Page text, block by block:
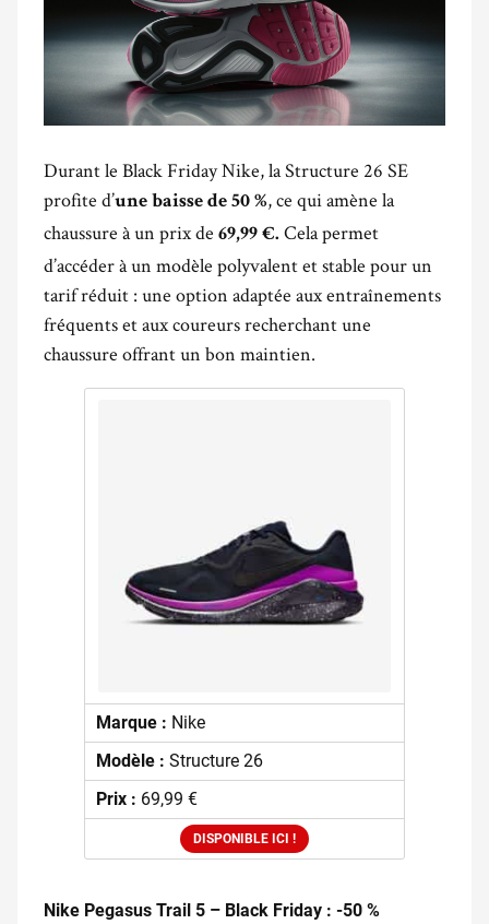
Durant le Black Friday Nike, la Structure 26 SE
profite d’une baisse de 50 %, ce qui amène la
chaussure à un prix de 69,99 €. Cela permet
d’accéder à un modèle polyvalent et stable pour un
tarif réduit : une option adaptée aux entraînements
fréquents et aux coureurs recherchant une
chaussure offrant un bon maintien.
Marque : Nike
Modèle : Structure 26
Prix : 69,99 €
DISPONIBLE ICI !
Nike Pegasus Trail 5 – Black Friday : -50 %